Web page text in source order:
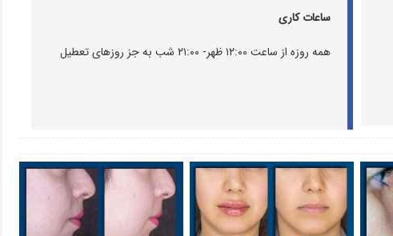
ساعات کاری
همه روزه از ساعت ۱۲:۰۰ ظهر- ۲۱:۰۰ شب به جز روزهای تعطیل